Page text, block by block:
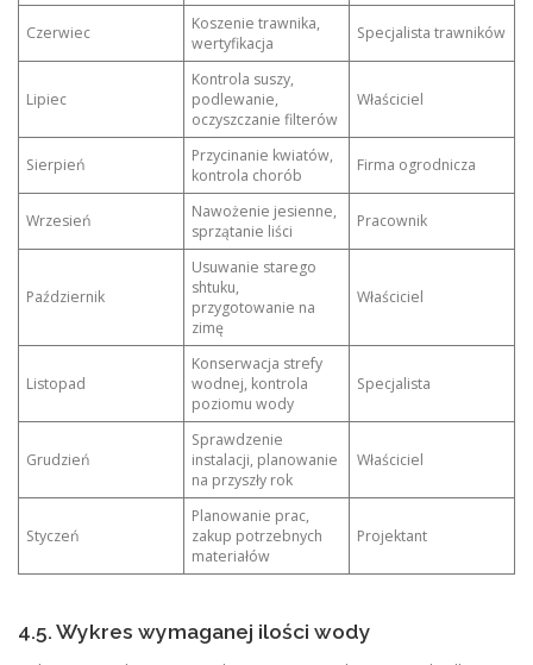
Czerwiec
Koszenie trawnika,
wertyfikacja
Specjalista trawników
Lipiec
Kontrola suszy,
podlewanie,
oczyszczanie filterów
Właściciel
Sierpień
Przycinanie kwiatów,
kontrola chorób
Firma ogrodnicza
Wrzesień
Nawożenie jesienne,
sprzątanie liści
Pracownik
Październik
Usuwanie starego
shtuku,
przygotowanie na
zimę
Właściciel
Listopad
Konserwacja strefy
wodnej, kontrola
poziomu wody
Specjalista
Grudzień
Sprawdzenie
instalacji, planowanie
na przyszły rok
Właściciel
Styczeń
Planowanie prac,
zakup potrzebnych
materiałów
Projektant
4.5. Wykres wymaganej ilości wody